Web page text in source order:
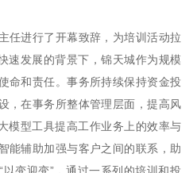
任进行了开幕致辞，为培训活动拉
速发展的背景下，锦天城作为规模
命和责任。事务所持续保持资金投
，在事务所整体管理层面，提高风
模型工具提高工作业务上的效率与
能辅助加强与客户之间的联系，助